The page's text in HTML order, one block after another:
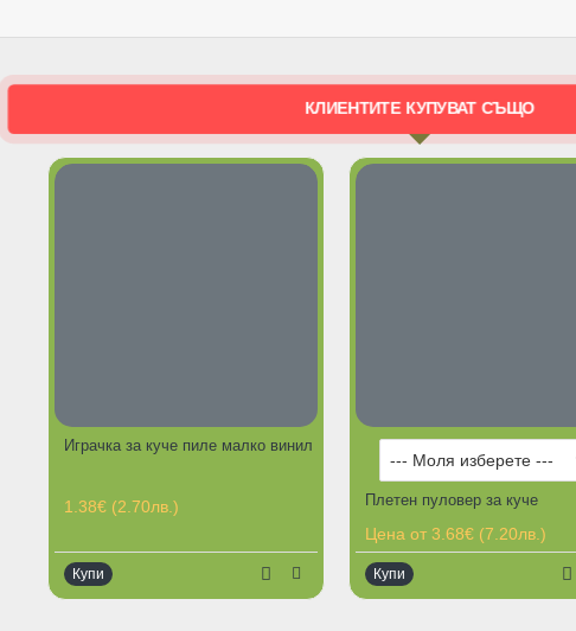
КЛИЕНТИТЕ КУПУВАТ СЪЩО
Играчка за куче пиле малко винил
1.38€ (2.70лв.)
Купи
Плетен пуловер за куче
Цена от 3.68€ (7.20лв.)
Купи